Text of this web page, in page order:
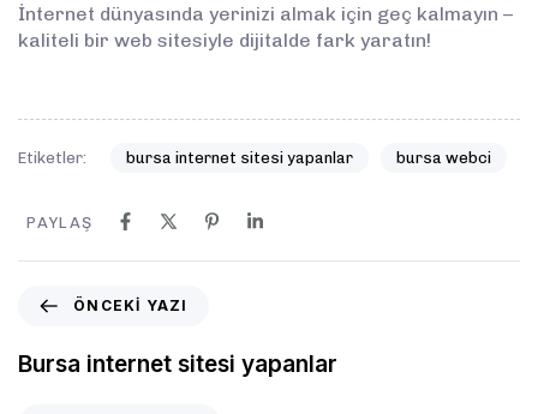
İnternet dünyasında yerinizi almak için geç kalmayın –
kaliteli bir web sitesiyle dijitalde fark yaratın!
Etiketler: bursa internet sitesi yapanlar bursa webci
PAYLAŞ
ÖNCEKI YAZI
Bursa internet sitesi yapanlar